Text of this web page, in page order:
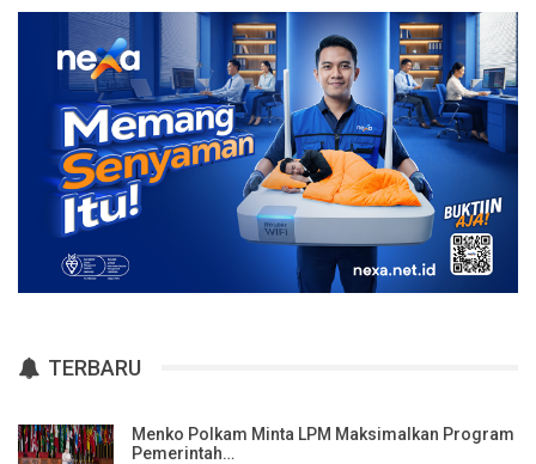
TERBARU
Menko Polkam Minta LPM Maksimalkan Program
Pemerintah…